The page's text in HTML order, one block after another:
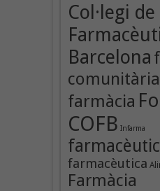
Col·legi de
Barcelona
comunitària
farmàcia
COFB Infarma
farmacèutica
Farmàcia